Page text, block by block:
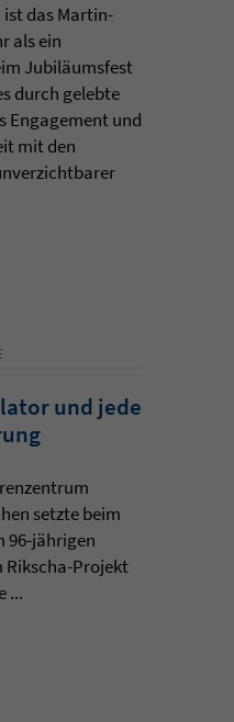
das Martin-
als ein
Jubiläumsfest
durch gelebte
Engagement und
mit den
und jede
setzte beim
96-jährigen
Rikscha-Projekt
...